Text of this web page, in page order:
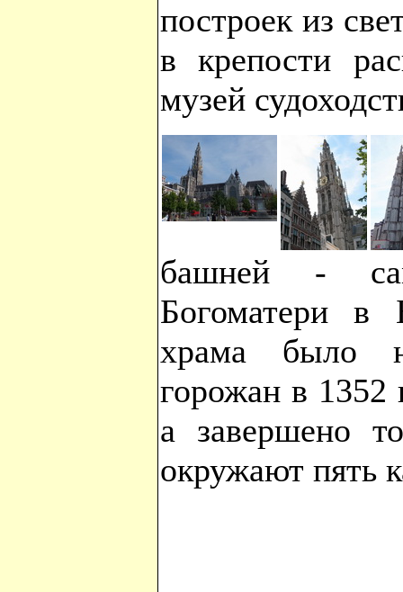
построек из
в крепости
музей
башней -
Богоматери в
храма было
горожан в 1352
а завершено
окружают пять